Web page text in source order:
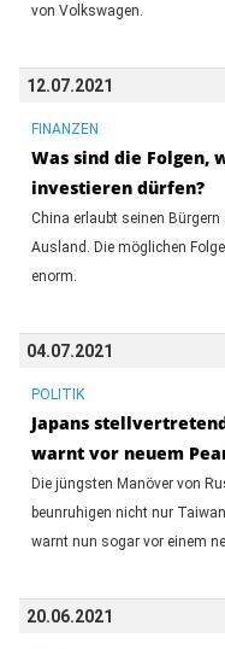
von Volkswagen.
12.07.2021
FINANZEN
Was sind die Folgen,
investieren dürfen?
China erlaubt seinen
Ausland. Die möglichen
enorm.
04.07.2021
POLITIK
Japans
warnt vor neuem
Die jüngsten Manöver von
beunruhigen nicht nur
warnt nun sogar vor einem
20.06.2021